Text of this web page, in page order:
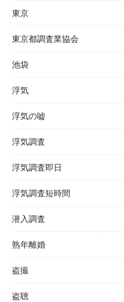
東京
東京都調査業協会
池袋
浮気
浮気の嘘
浮気調査
浮気調査即日
浮気調査短時間
潜入調査
熟年離婚
盗撮
盗聴